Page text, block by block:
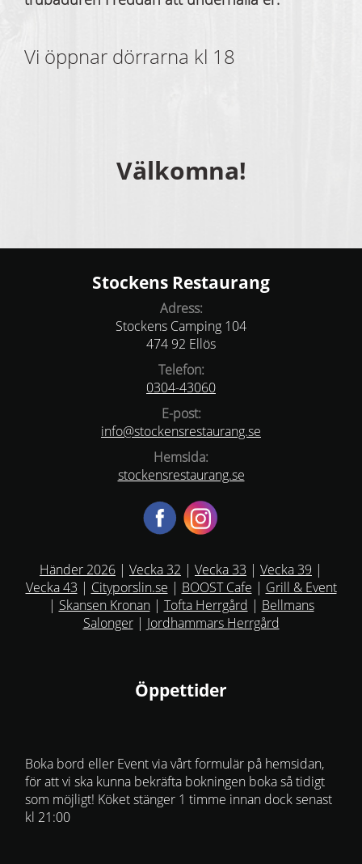
Vi öppnar dörrarna kl 18
Välkomna!
Stockens Restaurang
Adress:
Stockens Camping 104
474 92 Ellös
Telefon:
0304-43060
E-post:
info@stockensrestaurang.se
Hemsida:
stockensrestaurang.se
Händer 2026 | Vecka 32 | Vecka 33 | Vecka 39 |
Vecka 43 | Cityporslin.se | BOOST Cafe | Grill & Event
| Skansen Kronan| Tofta Herrgård | Bellmans
Salonger| Jordhammars Herrgård
Öppettider
Boka bord eller Event via vårt formulär på hemsidan,
för att vi ska kunna bekräfta bokningen boka så tidigt
som möjligt! Köket stänger 1 timme innan dock senast
kl 21:00